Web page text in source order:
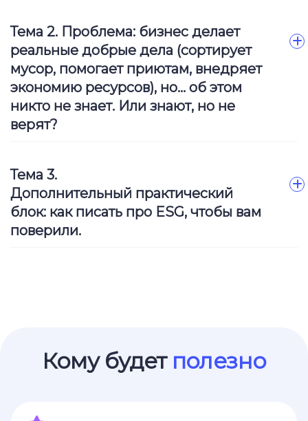
Тема 2. Проблема: бизнес делает
реальные добрые дела (сортирует
мусор, помогает приютам, внедряет
экономию ресурсов), но… об этом
никто не знает. Или знают, но не
верят?
Тема 3.
Дополнительный практический
блок: как писать про ESG, чтобы вам
поверили.
Кому будет полезно